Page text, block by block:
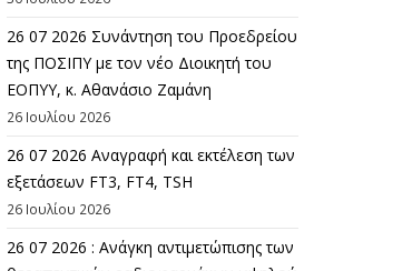
26 07 2026 Συνάντηση του Προεδρείου
της ΠΟΣΙΠΥ με τον νέο Διοικητή του
ΕΟΠΥΥ, κ. Αθανάσιο Ζαμάνη
26 Ιουλίου 2026
26 07 2026 Αναγραφή και εκτέλεση των
εξετάσεων FT3, FT4, TSH
26 Ιουλίου 2026
26 07 2026 : Ανάγκη αντιμετώπισης των